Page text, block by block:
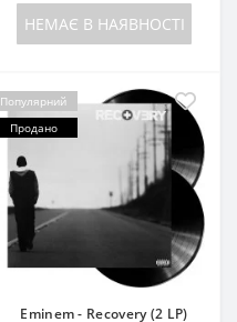
НЕМАЄ В НАЯВНОСТІ
Популярний
Продано
Eminem - Recovery (2 LP)